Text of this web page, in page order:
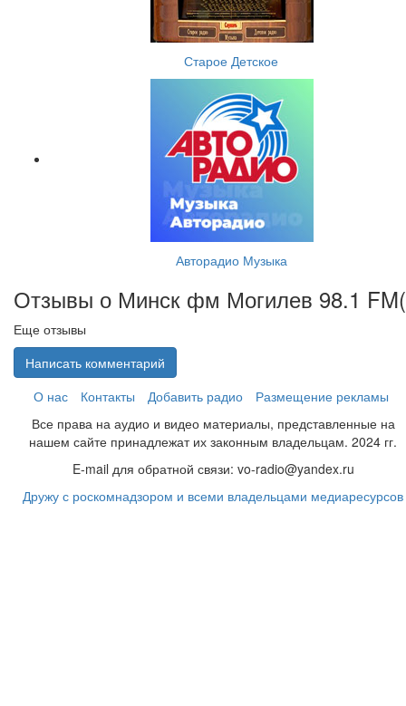
Старое Детское
Авторадио Музыка
Отзывы о Минск фм Могилев 98.1 FM(
Еще отзывы
Написать комментарий
О нас
Контакты Добавить радио
Размещение рекламы
Все права на аудио и видео материалы, представленные на
нашем сайте принадлежат их законным владельцам. 2024 гг.
E-mail для обратной связи: vo-radio@yandex.ru
Дружу с роскомнадзором и всеми владельцами медиаресурсов